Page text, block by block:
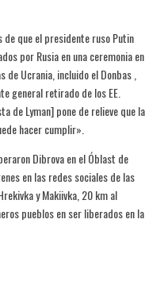
de que el presidente ruso Putin
por Rusia en una ceremonia en
Ucrania, incluido el Donbas ,
general retirado de los EE.
de Lyman] pone de relieve que la
hacer cumplir».
Dibrova en el Óblast de
en las redes sociales de las
y Makiivka, 20 km al
pueblos en ser liberados en la